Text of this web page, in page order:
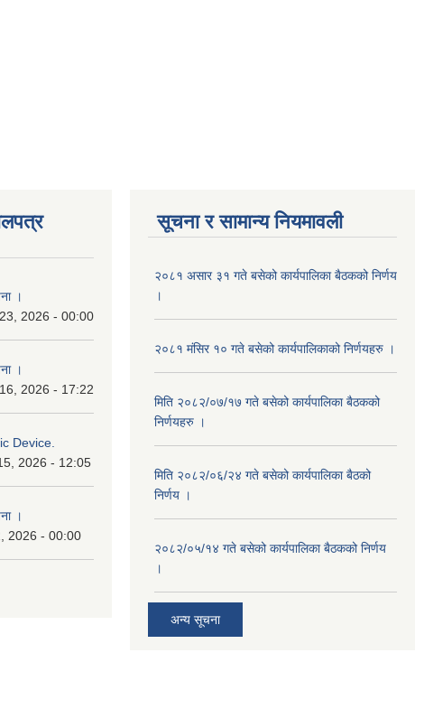
।
2026 - 00:00
।
2026 - 17:22
Device.
2026 - 12:05
।
2026 - 00:00
सूचना र सामान्य नियमावली
२०८१ असार ३१ गते बसेको कार्यपालिका बैठकको निर्णय
।
२०८१ मंसिर १० गते बसेको कार्यपालिकाको निर्णयहरु ।
मिति २०८२/०७/१७ गते बसेको कार्यपालिका बैठकको
निर्णयहरु ।
मिति २०८२/०६/२४ गते बसेको कार्यपालिका बैठको
निर्णय ।
२०८२/०५/१४ गते बसेको कार्यपालिका बैठकको निर्णय
।
अन्य सूचना